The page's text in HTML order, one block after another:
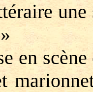
une
en